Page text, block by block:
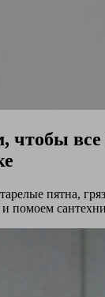
чтобы
пятна,
помоем